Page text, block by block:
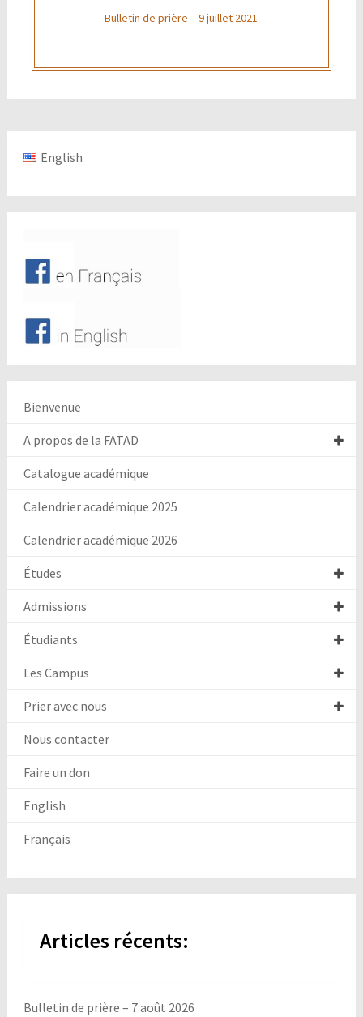
Bulletin de prière – 9 juillet 2021
English
Bienvenue
A propos de la FATAD
Catalogue académique
Calendrier académique 2025
Calendrier académique 2026
Études
Admissions
Étudiants
Les Campus
Prier avec nous
Nous contacter
Faire un don
English
Français
Articles récents:
Bulletin de prière – 7 août 2026